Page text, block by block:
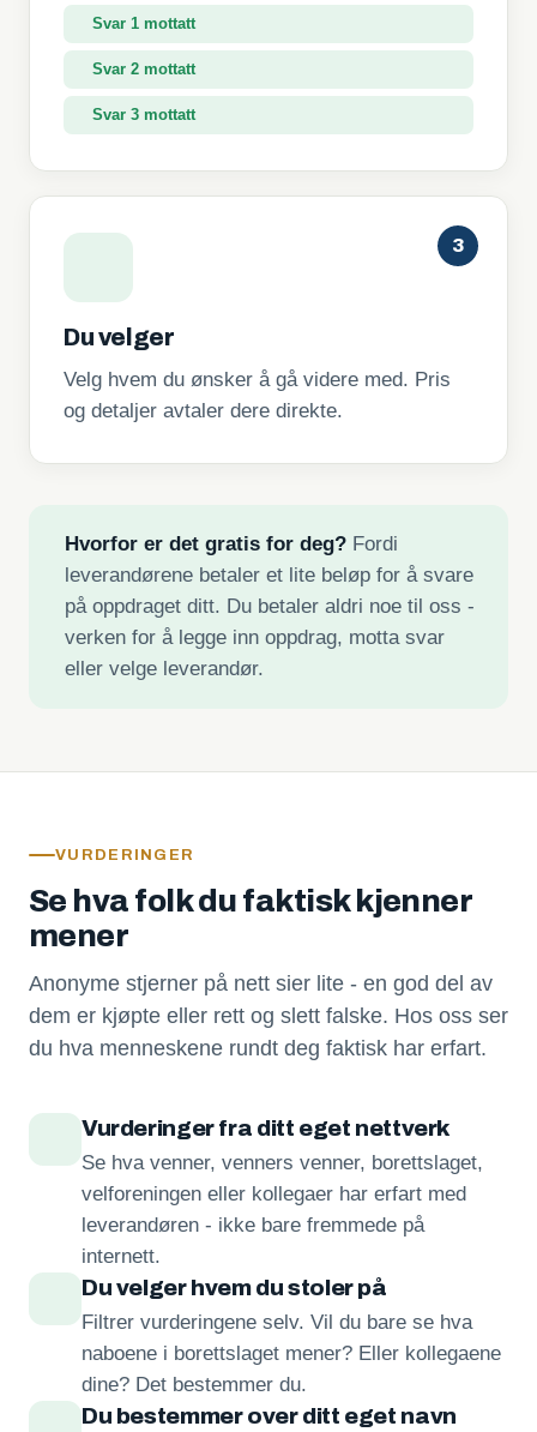
Svar 1 mottatt
Svar 2 mottatt
Svar 3 mottatt
3
Du velger
Velg hvem du ønsker å gå videre med. Pris
og detaljer avtaler dere direkte.
Hvorfor er det gratis for deg?Fordi
leverandørene betaler et lite beløp for å svare
på oppdraget ditt. Du betaler aldri noe til oss -
verken for å legge inn oppdrag, motta svar
eller velge leverandør.
VURDERINGER
Se hva folk du faktisk kjenner
mener
Anonyme stjerner på nett sier lite - en god del av
dem er kjøpte eller rett og slett falske. Hos oss ser
du hva menneskene rundt deg faktisk har erfart.
Vurderinger fra ditt eget nettverk
Se hva venner, venners venner, borettslaget,
velforeningen eller kollegaer har erfart med
leverandøren - ikke bare fremmede på
internett.
Du velger hvem du stoler på
Filtrer vurderingene selv. Vil du bare se hva
naboene i borettslaget mener? Eller kollegaene
dine? Det bestemmer du.
Du bestemmer over ditt eget navn